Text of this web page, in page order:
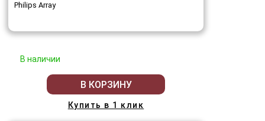
Philips Array
В наличии
В КОРЗИНУ
Купить в 1 клик